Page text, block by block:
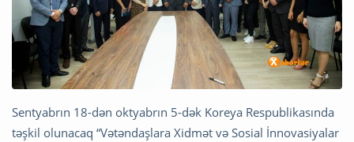
Sentyabrın 18-dən oktyabrın 5-dək Koreya Respublikasında
təşkil olunacaq “Vətəndaşlara Xidmət və Sosial İnnovasiyalar